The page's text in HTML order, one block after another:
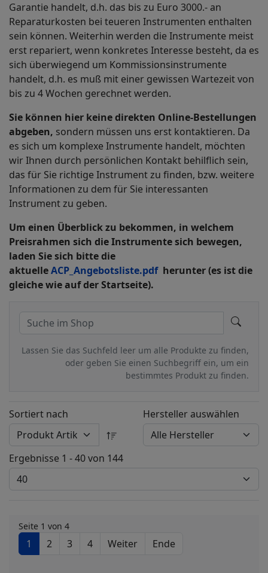
Garantie handelt, d.h. das bis zu Euro 3000.- an
Reparaturkosten bei teueren Instrumenten enthalten
sein können. Weiterhin werden die Instrumente meist
erst repariert, wenn konkretes Interesse besteht, da es
sich überwiegend um Kommissionsinstrumente
handelt, d.h. es muß mit einer gewissen Wartezeit von
bis zu 4 Wochen gerechnet werden.
Sie können hier keine direkten Online-Bestellungen
abgeben, sondern müssen uns erst kontaktieren. Da
es sich um komplexe Instrumente handelt, möchten
wir Ihnen durch persönlichen Kontakt behilflich sein,
das für Sie richtige Instrument zu finden, bzw. weitere
Informationen zu dem für Sie interessanten
Instrument zu geben.
Um einen Überblick zu bekommen, in welchem
Preisrahmen sich die Instrumente sich bewegen,
laden Sie sich bitte die
aktuelleACP_Angebotsliste.pdfherunter (es ist die
gleiche wie auf der Startseite).
Lassen Sie das Suchfeld leer um alle Produkte zu finden,
oder geben Sie einen Suchbegriff ein, um ein
bestimmtes Produkt zu finden.
Sortiert nach Hersteller auswählen
Ergebnisse 1 - 40 von 144
Seite 1 von 4
1 2 3 4 Weiter Ende